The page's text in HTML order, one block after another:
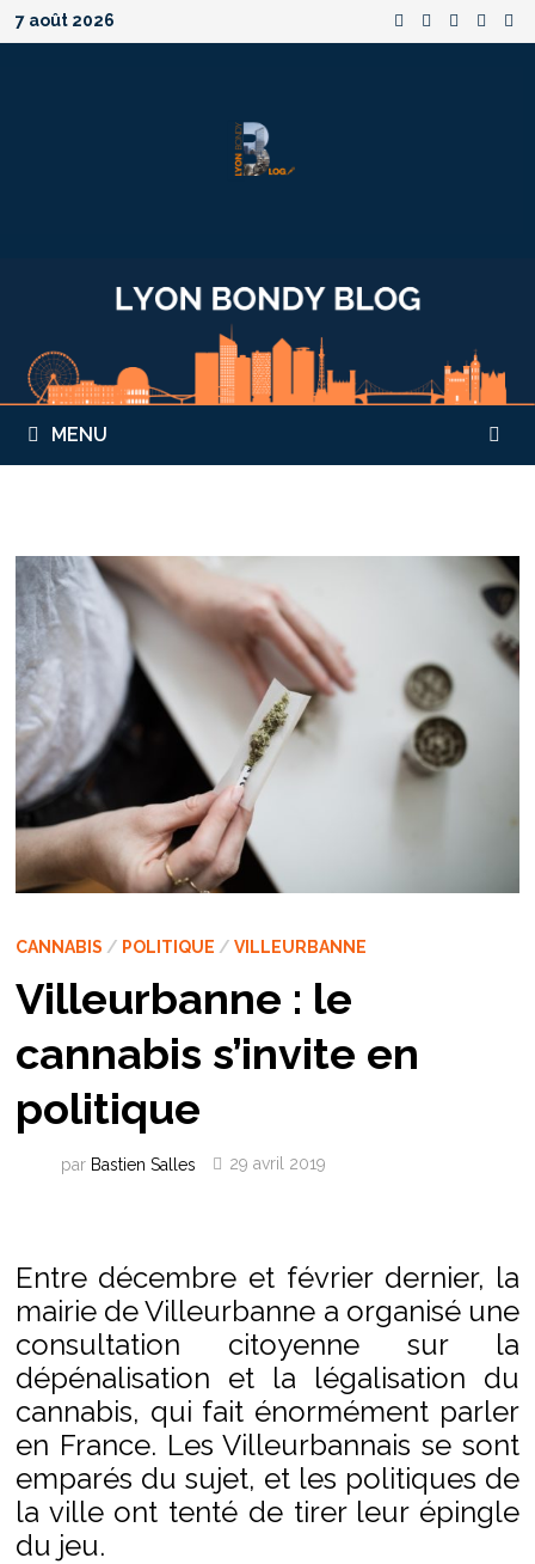
Passer
au
7 août 2026
MENU
CANNABIS / POLITIQUE / VILLEURBANNE
Villeurbanne : le
cannabis s’invite en
politique
par Bastien Salles 29 avril 2019
Entre décembre et février dernier, la
mairie de Villeurbanne a organisé une
consultation citoyenne sur la
dépénalisation et la légalisation du
cannabis, qui fait énormément parler
en France. Les Villeurbannais se sont
emparés du sujet, et les politiques de
la ville ont tenté de tirer leur épingle
du jeu.